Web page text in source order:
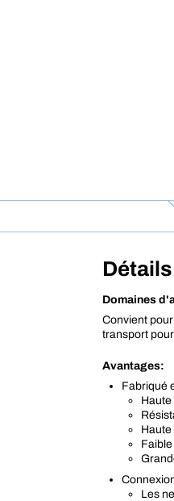
Détails
Domaines
Convient
transport
Avantages:
Fabriqué
Haute
Haute
Les